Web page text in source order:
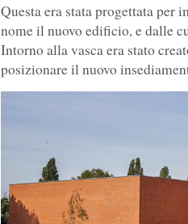
Questa era stata progettata per
nome il nuovo edificio, e dalle
Intorno alla vasca era stato
posizionare il nuovo